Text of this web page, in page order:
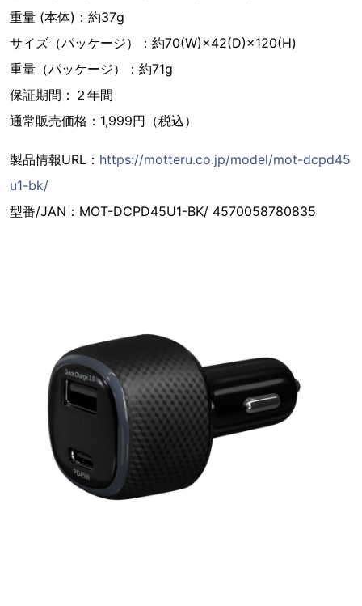
重量 (本体)：約37g
サイズ（パッケージ）：約70(W)×42(D)×120(H)
重量（パッケージ）：約71g
保証期間：２年間
通常販売価格：1,999円（税込）
製品情報URL： https://motteru.co.jp/model/mot-dcpd45
u1-bk/
型番/JAN：MOT-DCPD45U1-BK/ 4570058780835